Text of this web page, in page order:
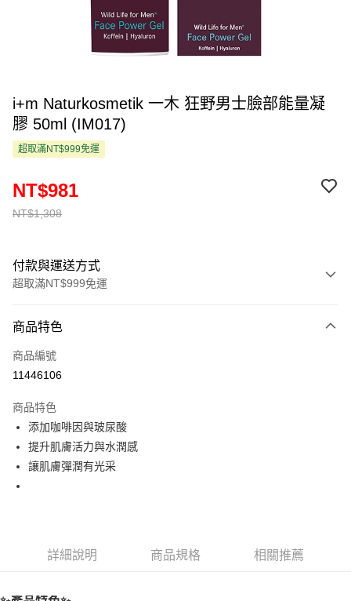
i+m Naturkosmetik 一木 狂野男士臉部能量凝
膠 50ml (IM017)
超取滿NT$999免運
NT$1,308
NT$981
付款與運送方式
超取滿NT$999免運
信用卡一次付款
超商取貨付款
Apple Pay
街口支付
商品特色
商品編號
11446106
商品特色
添加咖啡因與玻尿酸
提升肌膚活力與水潤感
讓肌膚彈潤有光采
詳細說明 商品規格 相關推薦